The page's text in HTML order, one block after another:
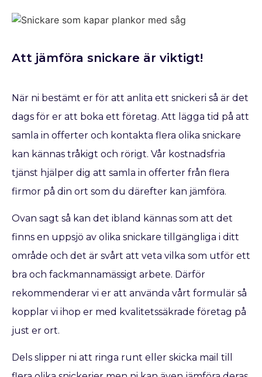
Att jämföra snickare är viktigt!
När ni bestämt er för att anlita ett snickeri så är det
dags för er att boka ett företag. Att lägga tid på att
samla in offerter och kontakta flera olika snickare
kan kännas tråkigt och rörigt. Vår kostnadsfria
tjänst hjälper dig att samla in offerter från flera
firmor på din ort som du därefter kan jämföra.
Ovan sagt så kan det ibland kännas som att det
finns en uppsjö av olika snickare tillgängliga i ditt
område och det är svårt att veta vilka som utför ett
bra och fackmannamässigt arbete. Därför
rekommenderar vi er att använda vårt formulär så
kopplar vi ihop er med kvalitetssäkrade företag på
just er ort.
Dels slipper ni att ringa runt eller skicka mail till